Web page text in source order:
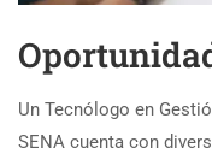
Un Tecnólogo en
SENA cuenta con